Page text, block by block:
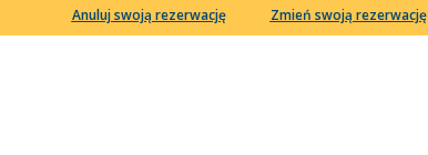
Anuluj swoją rezerwację Zmień swoją rezerwację